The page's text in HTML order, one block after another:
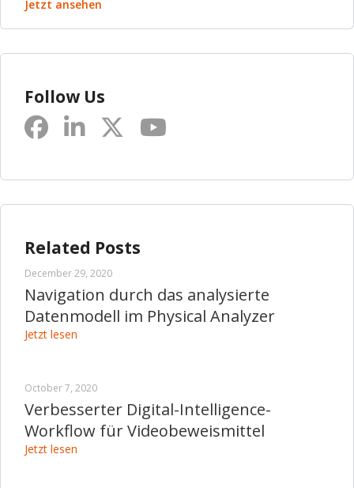
Jetzt ansehen
Follow Us
Related Posts
December 29, 2020
Navigation durch das analysierte
Datenmodell im Physical Analyzer
Jetzt lesen
October 7, 2020
Verbesserter Digital-Intelligence-
Workflow für Videobeweismittel
Jetzt lesen